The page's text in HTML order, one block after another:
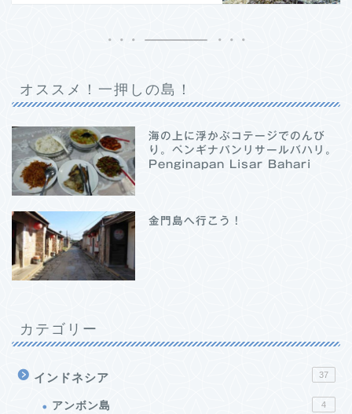
オススメ！一押しの島！
海の上に浮かぶコテージでのんび
り。ペンギナパンリサールバハリ。
Penginapan Lisar Bahari
金門島へ行こう！
カテゴリー
インドネシア 37
アンボン島 4